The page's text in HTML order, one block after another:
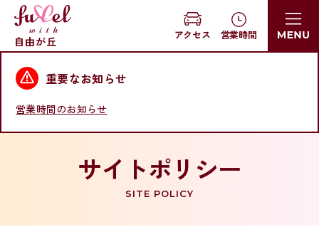
自由が丘 アクセス 営業時間
重要なお知らせ
営業時間のお知らせ
サイトポリシー
SITE POLICY